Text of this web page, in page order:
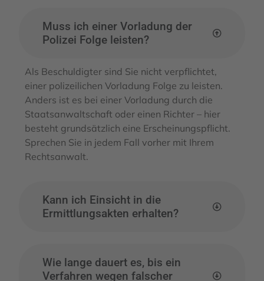
Muss ich einer Vorladung der
Polizei Folge leisten?
Als Beschuldigter sind Sie nicht verpflichtet,
einer polizeilichen Vorladung Folge zu leisten.
Anders ist es bei einer Vorladung durch die
Staatsanwaltschaft oder einen Richter – hier
besteht grundsätzlich eine Erscheinungspflicht.
Sprechen Sie in jedem Fall vorher mit Ihrem
Rechtsanwalt.
Kann ich Einsicht in die
Ermittlungsakten erhalten?
Wie lange dauert es, bis ein
Verfahren wegen falscher